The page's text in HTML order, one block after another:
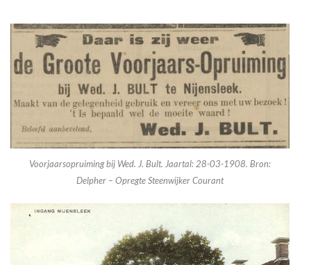
Voorjaarsopruiming bij Wed. J. Bult. Jaartal: 28-03-1908. Bron:
Delpher – Opregte Steenwijker Courant